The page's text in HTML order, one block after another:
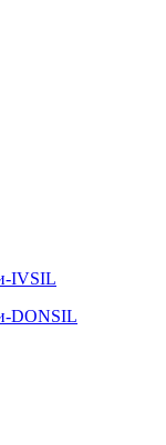
IVSIL
DONSIL